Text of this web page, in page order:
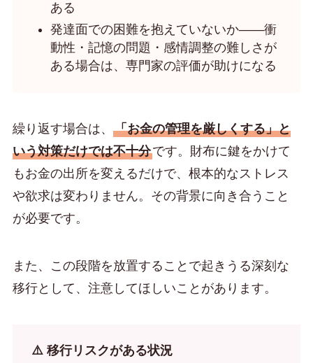
ある
発達面での困難を抱えていないか——衝
動性・記憶の問題・感情調整の難しさが
ある場合は、専門家の評価が助けになる
繰り返す場合は、 「お金の管理を厳しくする」と
いう対策だけでは不十分です。財布に鍵をかけて
もお金の出所を変えるだけで、根本的なストレス
や欲求は変わりません。その背景に向き合うこと
が必要です。
また、この段階を放置することで起きうる深刻な
移行として、注意してほしいことがあります。
⚠️ 移行リスクがある状況